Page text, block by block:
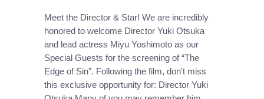
Meet the Director & Star! We are incredibly
honored to welcome Director Yuki Otsuka
and lead actress Miyu Yoshimoto as our
Special Guests for the screening of “The
Edge of Sin”. Following the film, don’t miss
this exclusive opportunity for: Director Yuki